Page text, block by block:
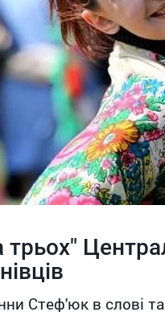
Стеф'юк в слові